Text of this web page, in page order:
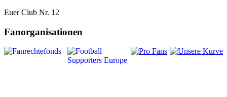
Euer Club Nr. 12
Fanorganisationen